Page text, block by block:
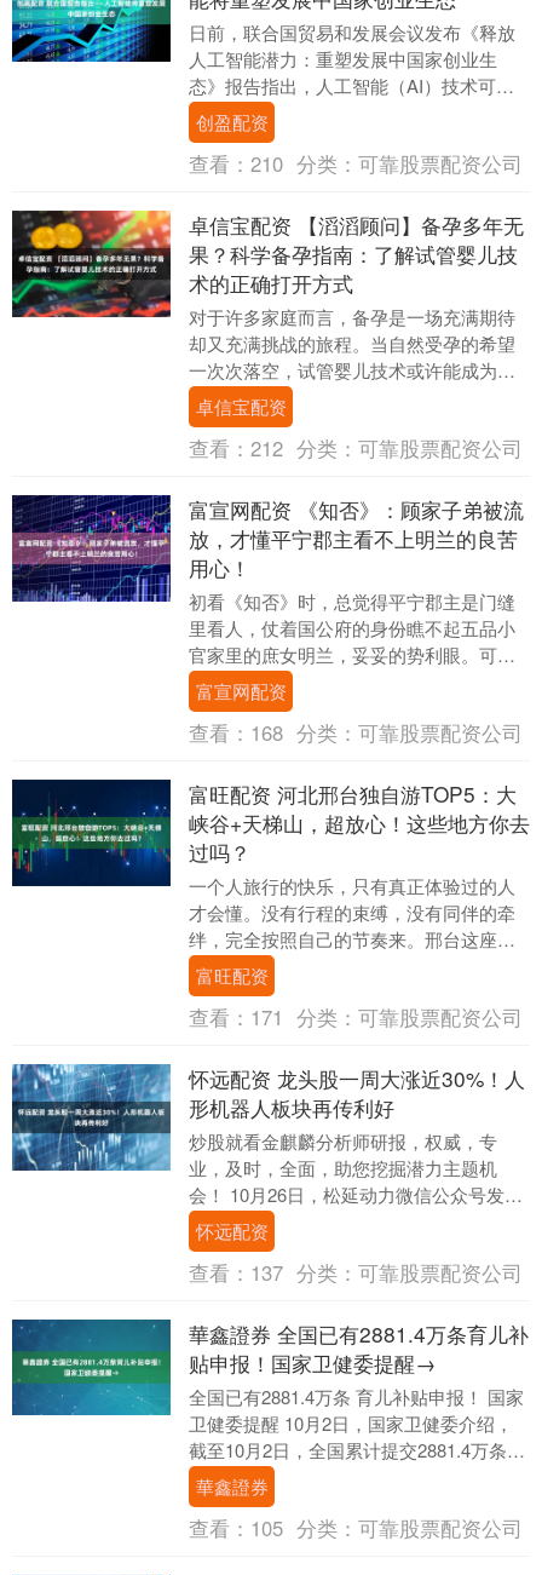
日前，联合国贸易和发展会议发布《释放
人工智能潜力：重塑发展中国家创业生
态》报告指出，人工智能（AI）技术可以
显著提升发展中国家中小微企业和初创企
业的生产率、创新....
创盈配资
查看： 210 分类： 可靠股票配资公司
卓信宝配资 【滔滔顾问】备孕多年无
果？科学备孕指南：了解试管婴儿技
术的正确打开方式
对于许多家庭而言，备孕是一场充满期待
却又充满挑战的旅程。当自然受孕的希望
一次次落空，试管婴儿技术或许能成为照
亮“父母梦”的一盏明灯。本文将结合医学案
例与政策解读....
卓信宝配资
查看： 212 分类： 可靠股票配资公司
富宣网配资 《知否》：顾家子弟被流
放，才懂平宁郡主看不上明兰的良苦
用心！
初看《知否》时，总觉得平宁郡主是门缝
里看人，仗着国公府的身份瞧不起五品小
官家里的庶女明兰，妥妥的势利眼。可重
温之后才发现，她的选择根本不是 “嫌贫爱
富”，而是站....
富宣网配资
查看： 168 分类： 可靠股票配资公司
富旺配资 河北邢台独自游TOP5：大
峡谷+天梯山，超放心！这些地方你去
过吗？
一个人旅行的快乐，只有真正体验过的人
才会懂。没有行程的束缚，没有同伴的牵
绊，完全按照自己的节奏来。邢台这座低
调的城市，藏着太多适合独自探索的美
景。今天就带你走进....
富旺配资
查看： 171 分类： 可靠股票配资公司
怀远配资 龙头股一周大涨近30%！人
形机器人板块再传利好
炒股就看金麒麟分析师研报，权威，专
业，及时，全面，助您挖掘潜力主题机
会！ 10月26日，松延动力微信公众号发布
消息称，已于近日完成近3亿元Pre-B轮融
资，由方....
怀远配资
查看： 137 分类： 可靠股票配资公司
華鑫證券 全国已有2881.4万条育儿补
贴申报！国家卫健委提醒→
全国已有2881.4万条 育儿补贴申报！ 国家
卫健委提醒 10月2日，国家卫健委介绍，
截至10月2日，全国累计提交2881.4万条育
儿补贴申报信息，其中已确认1....
華鑫證券
查看： 105 分类： 可靠股票配资公司